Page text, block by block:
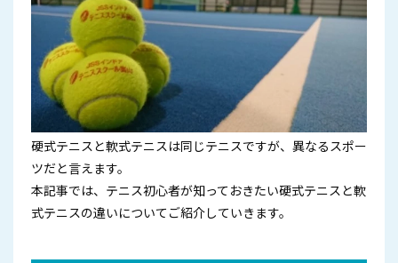
硬式テニスと軟式テニスは同じテニスですが、異なるスポー
ツだと言えます。
本記事では、テニス初心者が知っておきたい硬式テニスと軟
式テニスの違いについてご紹介していきます。